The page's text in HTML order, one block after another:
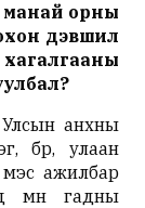
манай орны
дэвшил
анхны
бөөр, улаан
ажилбар
өмнө гадны